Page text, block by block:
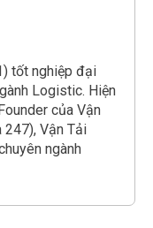
tốt nghiệp đại
Logistic. Hiện
của Vận
247), Vận Tải
ngành